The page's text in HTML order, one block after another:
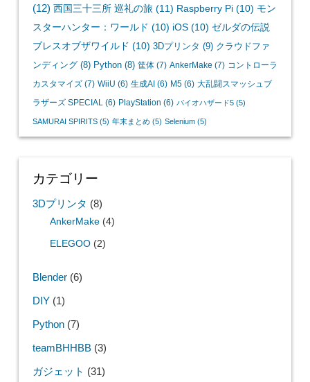
(12) 西国三十三所 巡礼の旅(11) Raspberry Pi(10) モン
スターハンター：ワールド (10) iOS(10) ゼルダの伝説
ブレスオブザワイルド (10) 3Dプリンタ (9) クラウドファ
ンディング(8) Python(8) 筐体(7) AnkerMake (7) コントローラ
カスタマイズ(7) WiiU (6) 生成AI (6) M5(6) 大乱闘スマッシュブ
ラザーズ SPECIAL (6) PlayStation (6) バイオハザード5(5)
SAMURAI SPIRITS(5) 年末まとめ(5) Selenium(5)
カテゴリー
3Dプリンタ (8)
AnkerMake(4)
ELEGOO(2)
Blender(6)
DIY(1)
Python(7)
teamBHHBB(3)
ガジェット (31)